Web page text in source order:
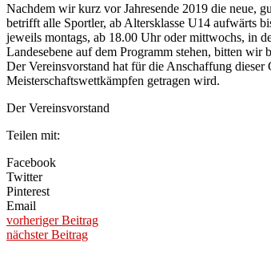
Nachdem wir kurz vor Jahresende 2019 die neue,
betrifft alle Sportler, ab Altersklasse U14 aufwärts
jeweils montags, ab 18.00 Uhr oder mittwochs, in
Landesebene auf dem Programm stehen, bitten
Der Vereinsvorstand hat für die Anschaffung
Meisterschaftswettkämpfen getragen wird.
Der Vereinsvorstand
Teilen mit:
Facebook
Twitter
Pinterest
Email
vorheriger Beitrag
nächster Beitrag